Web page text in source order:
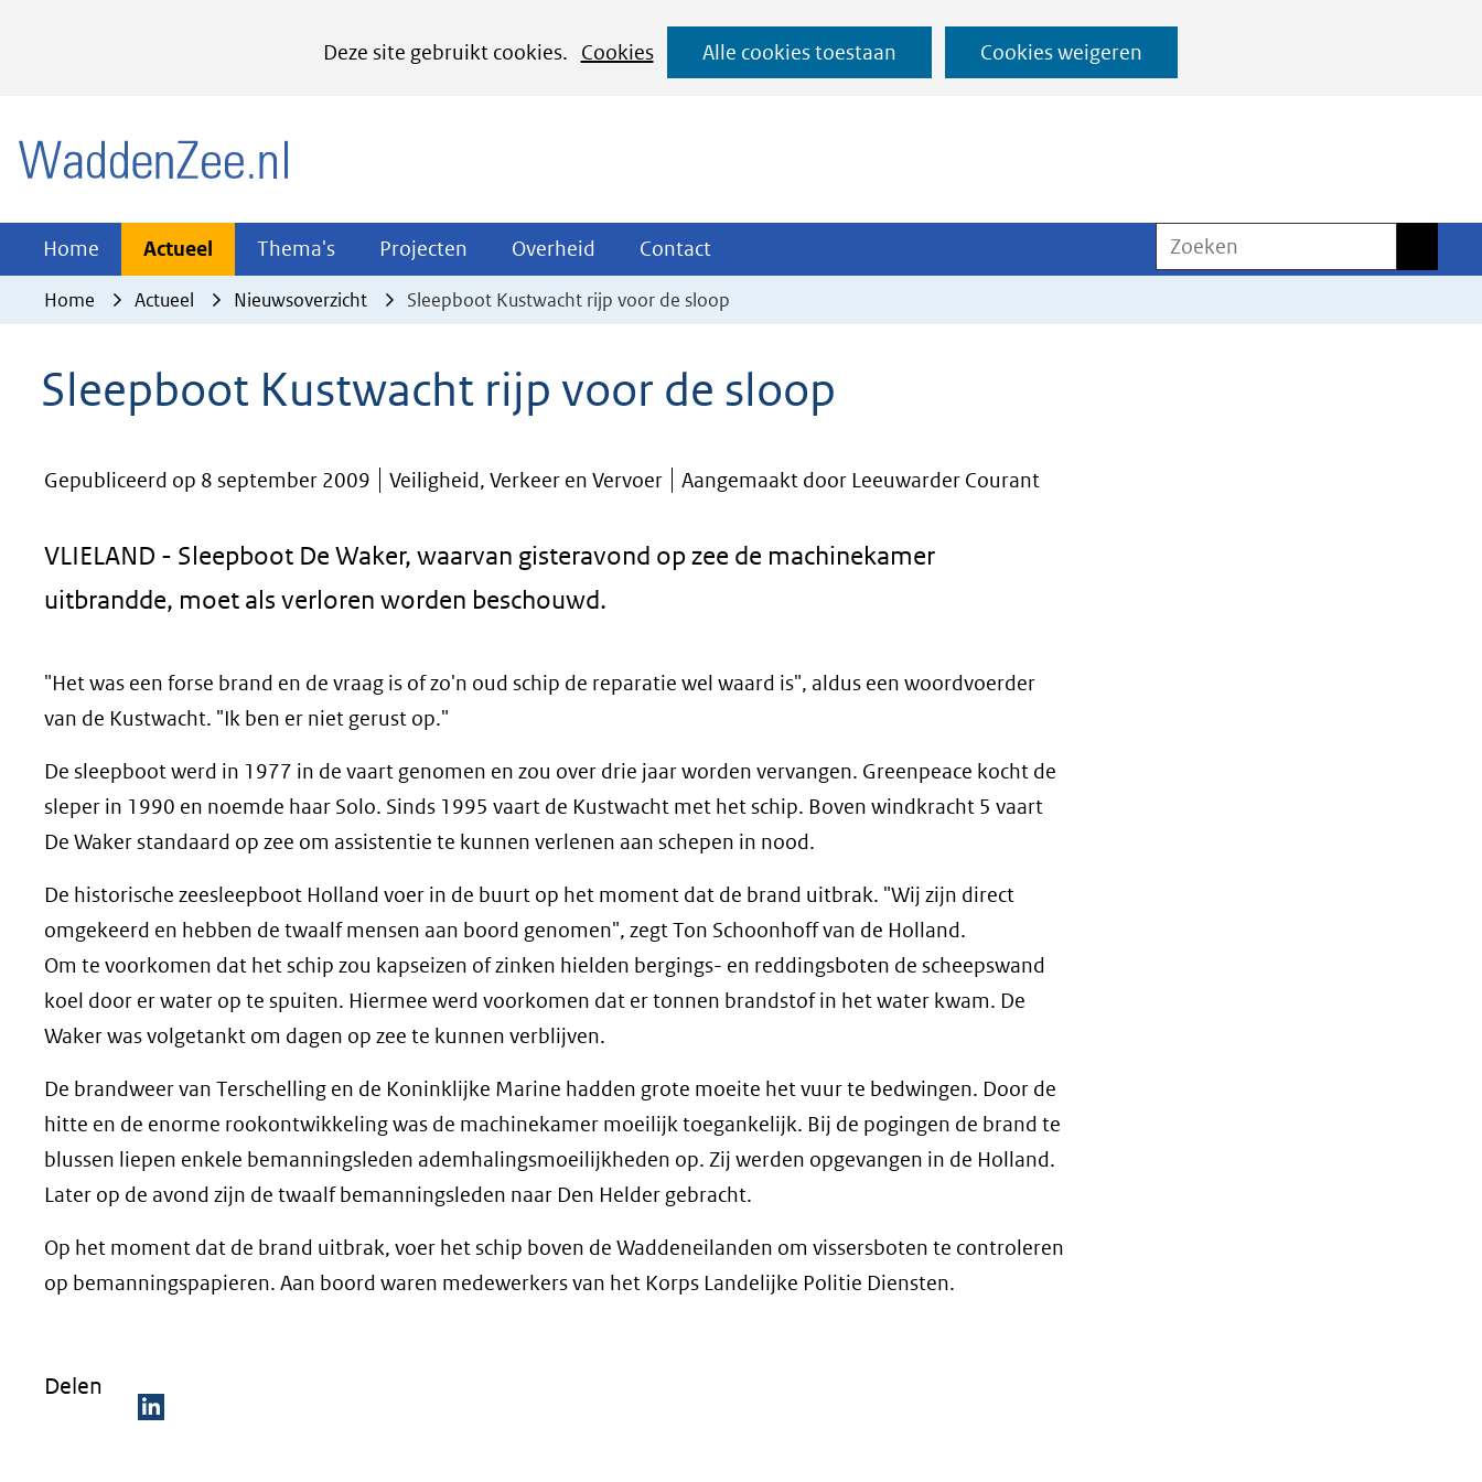
Deze site gebruikt cookies.
Cookies
het
cookies
website
worden
Alle cookies toestaan Cookies weigeren
Ga
naar
Home Actueel Actueel
Uitklappen
Thema's Thema's
Uitklappen
Projecten Projecten
Uitklappen
Overheid Overheid
Uitklappen
Contact
Uitklappen
Zoeken
Home Actueel Nieuwsoverzicht Sleepboot Kustwacht rijp voor de sloop
Sleepboot Kustwacht rijp voor de sloop
Gepubliceerd op 8 september 2009 Veiligheid, Verkeer en Vervoer Aangemaakt door Leeuwarder Courant
VLIELAND - Sleepboot De Waker, waarvan gisteravond op zee de machinekamer
uitbrandde, moet als verloren worden beschouwd.
"Het was een forse brand en de vraag is of zo'n oud schip de reparatie wel waard is", aldus een woordvoerder
van de Kustwacht. "Ik ben er niet gerust op."
De sleepboot werd in 1977 in de vaart genomen en zou over drie jaar worden vervangen. Greenpeace kocht de
sleper in 1990 en noemde haar Solo. Sinds 1995 vaart de Kustwacht met het schip. Boven windkracht 5 vaart
De Waker standaard op zee om assistentie te kunnen verlenen aan schepen in nood.
De historische zeesleepboot Holland voer in de buurt op het moment dat de brand uitbrak. "Wij zijn direct
omgekeerd en hebben de twaalf mensen aan boord genomen", zegt Ton Schoonhoff van de Holland.
Om te voorkomen dat het schip zou kapseizen of zinken hielden bergings- en reddingsboten de scheepswand
koel door er water op te spuiten. Hiermee werd voorkomen dat er tonnen brandstof in het water kwam. De
Waker was volgetankt om dagen op zee te kunnen verblijven.
De brandweer van Terschelling en de Koninklijke Marine hadden grote moeite het vuur te bedwingen. Door de
hitte en de enorme rookontwikkeling was de machinekamer moeilijk toegankelijk. Bij de pogingen de brand te
blussen liepen enkele bemanningsleden ademhalingsmoeilijkheden op. Zij werden opgevangen in de Holland.
Later op de avond zijn de twaalf bemanningsleden naar Den Helder gebracht.
Op het moment dat de brand uitbrak, voer het schip boven de Waddeneilanden om vissersboten te controleren
op bemanningspapieren. Aan boord waren medewerkers van het Korps Landelijke Politie Diensten.
Delen